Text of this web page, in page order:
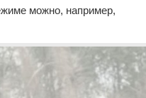
можно, например,